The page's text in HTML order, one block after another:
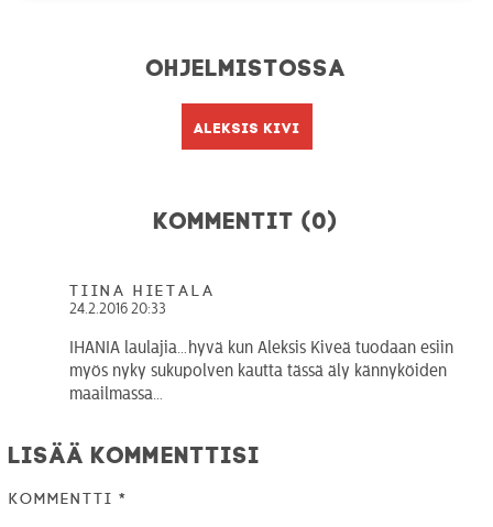
Ohjelmistossa
Aleksis Kivi
Kommentit (0)
Tiina Hietala
24.2.2016 20:33
IHANIA laulajia…hyvä kun Aleksis Kiveä tuodaan esiin
myös nyky sukupolven kautta tässä äly kännyköiden
maailmassa…
Lisää kommenttisi
Kommentti *